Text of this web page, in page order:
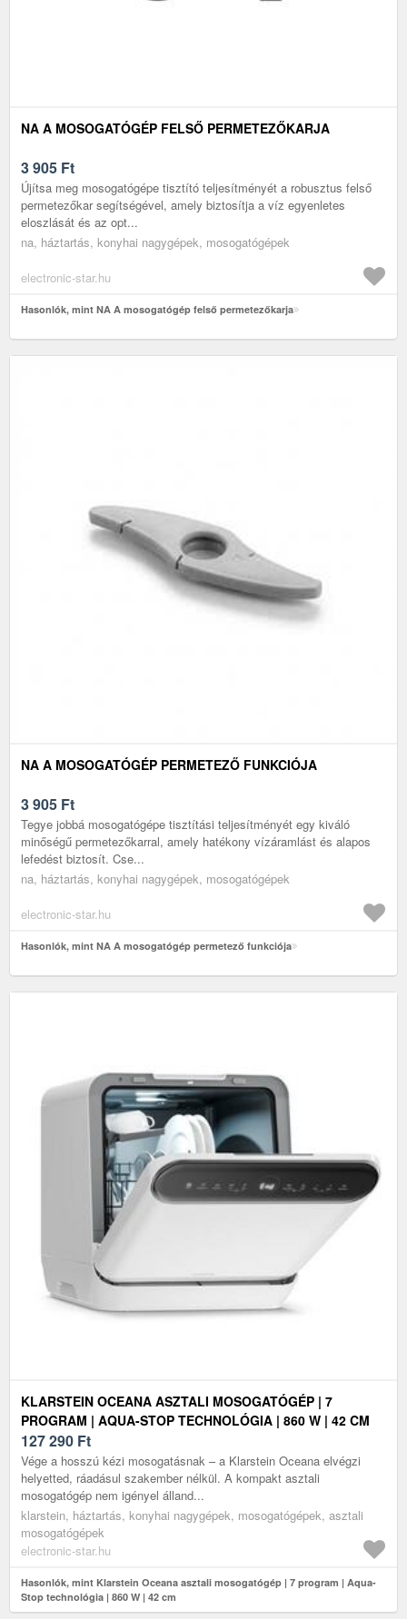
NA A MOSOGATÓGÉP FELSŐ PERMETEZŐKARJA
3 905 Ft
Újítsa meg mosogatógépe tisztító teljesítményét a robusztus felső
permetezőkar segítségével, amely biztosítja a víz egyenletes
eloszlását és az opt...
na, háztartás, konyhai nagygépek, mosogatógépek
electronic-star.hu
Hasonlók, mint NA A mosogatógép felső permetezőkarja
NA A MOSOGATÓGÉP PERMETEZŐ FUNKCIÓJA
3 905 Ft
Tegye jobbá mosogatógépe tisztítási teljesítményét egy kiváló
minőségű permetezőkarral, amely hatékony vízáramlást és alapos
lefedést biztosít. Cse...
na, háztartás, konyhai nagygépek, mosogatógépek
electronic-star.hu
Hasonlók, mint NA A mosogatógép permetező funkciója
KLARSTEIN OCEANA ASZTALI MOSOGATÓGÉP | 7
PROGRAM | AQUA-STOP TECHNOLÓGIA | 860 W | 42 CM
127 290 Ft
Vége a hosszú kézi mosogatásnak – a Klarstein Oceana elvégzi
helyetted, ráadásul szakember nélkül. A kompakt asztali
mosogatógép nem igényel álland...
klarstein, háztartás, konyhai nagygépek, mosogatógépek, asztali
mosogatógépek
electronic-star.hu
Hasonlók, mint Klarstein Oceana asztali mosogatógép | 7 program | Aqua-
Stop technológia | 860 W | 42 cm